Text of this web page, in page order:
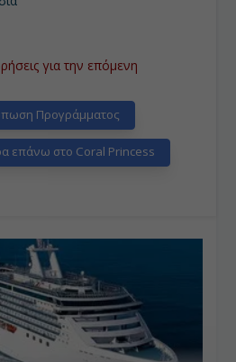
Όκλαντ στην 3η θέση
με το Economist
στην 9η θέση για τις
στον κόσμο.
Είναι ένας από τους πιο
για ψάρεμα, ιστιοπλοία
προορισμός της χώρας.
σήμα κατατεθέν της πόλης 'Η
ένα από τα πιο διάσημα
και ένας από τους
άσκησης τεχνών στον κόσμο.
για την επόμενη
Προγράμματος
επάνω στο Coral Princess